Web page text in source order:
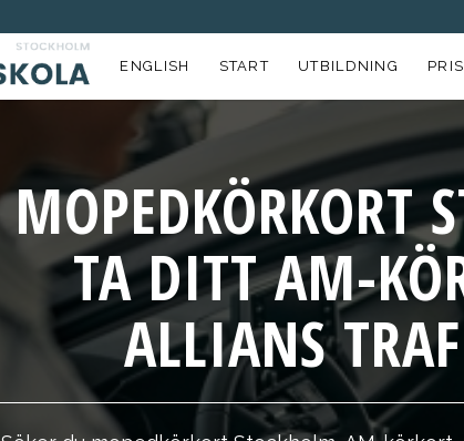
ENGLISH START UTBILDNING
MOPEDKÖRKORT
TA DITT AM-
ALLIANS